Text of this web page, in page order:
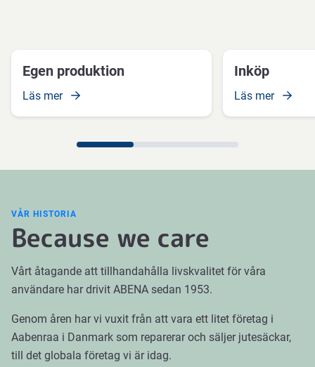
Egen produktion
Läs mer
Inköp
Läs mer
VÅR HISTORIA
Because we care
Vårt åtagande att tillhandahålla livskvalitet för våra
användare har drivit ABENA sedan 1953.
Genom åren har vi vuxit från att vara ett litet företag i
Aabenraa i Danmark som reparerar och säljer jutesäckar,
till det globala företag vi är idag.